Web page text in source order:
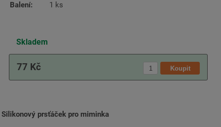
Balení:
1 ks
Skladem
77 Kč
Silikonový prsťáček pro miminka